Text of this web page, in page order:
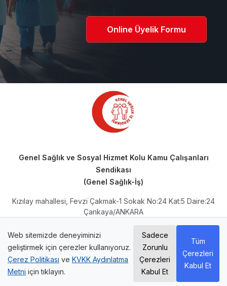
Online Üyelik Formu
Genel Sağlık ve Sosyal Hizmet Kolu Kamu Çalışanları
Sendikası
(Genel Sağlık-İş)
Kızılay mahallesi, Fevzi Çakmak-1 Sokak No:24 Kat:5 Daire:24
Çankaya/ANKARA
Mail Adresi:iletisim@genelsaglikis.org.tr
Kep Adresi:genelsaglikis@hs01.kep.tr
Developed by Temiz Yazılım
Web sitemizde deneyiminizi
geliştirmek için çerezler kullanıyoruz.
Çerez Politikası ve KVKK Aydınlatma
Metni için tıklayın.
Sadece
Zorunlu
Çerezleri
Kabul Et
Tüm
Çerezleri
Kabul Et